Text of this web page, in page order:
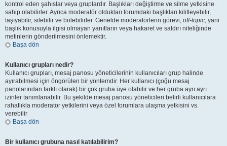
kontrol eden şahıslar veya gruplardır. Başlıkları değiştirme ve silme yetkisine
sahip olabilirler. Ayrıca moderatör oldukları forumdaki başlıkları kilitleyebilir,
taşıyabilir, silebilir ve bölebilirler. Genelde moderatörlerin görevi, off-topic, yani
başlık konusuyla ilgisi olmayan yanıtların veya hakaret ve saldırı niteliğinde
metinlerin gönderilmesini önlemektir.
Başa dön
Kullanıcı grupları nedir?
Kullanıcı grupları, mesaj panosu yöneticilerinin kullanıcıları grup halinde
ayırabilmesi için öngörülen bir yöntemdir. Her kullanıcı (çoğu mesaj
panolarından farklı olarak) bir çok gruba üye olabilir ve her gruba ayrı ayrı
izinler tanımlanabilir. Bu şekilde mesaj panosu yöneticileri belirli kullanıcılara
rahatlıkla moderatör yetkilerini veya özel forumlara ulaşma yetkisini vs.
verebilir
Başa dön
Bir kullanıcı grubuna nasıl katılabilirim?